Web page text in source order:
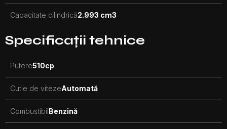
Capacitate cilindrică2.993 cm3
Specificații tehnice
Putere510cp
Cutie de vitezeAutomată
CombustibilBenzină